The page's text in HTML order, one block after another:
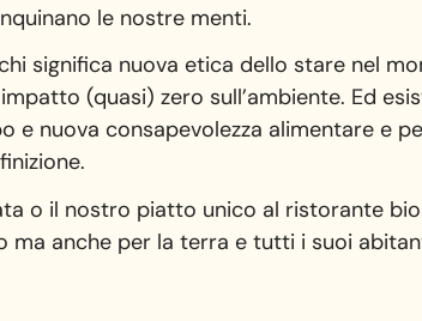
le nostre menti.
significa nuova etica dello stare nel
(quasi) zero sull’ambiente. Ed
e nuova consapevolezza alimentare e
o il nostro piatto unico al ristorante
anche per la terra e tutti i suoi